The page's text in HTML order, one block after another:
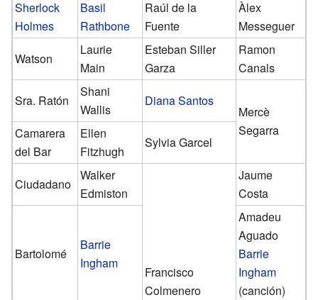
Sherlock
Holmes
Basil
Rathbone
Raúl de la
Fuente
Àlex
Messeguer
Watson
Laurie
Main
Esteban Siller
Garza
Ramon
Canals
Sra. Ratón
Shani
Wallis
Diana Santos
Mercè
Segarra
Camarera
del Bar
Ellen
Fitzhugh
Sylvia Garcel
Ciudadano
Walker
Edmiston
Francisco
Colmenero
Jaume
Costa
Bartolomé
Barrie
Ingham
Amadeu
Aguado
Barrie
Ingham
(canción)